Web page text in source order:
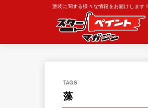
塗装に関する様々な情報をお届けします！
藻